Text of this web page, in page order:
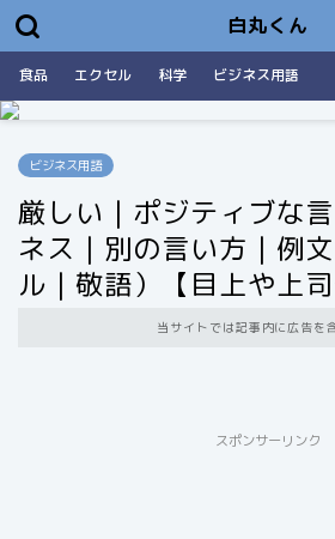
白丸くん
食品 エクセル 科学 ビジネス用語
ビジネス用語
厳しい｜ポジティブな
ネス｜別の言い方｜例
ル｜敬語）【目上や上司
当サイトでは記事内に広告を
スポンサーリンク